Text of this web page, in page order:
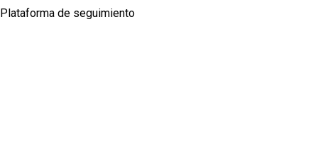
Plataforma de seguimiento